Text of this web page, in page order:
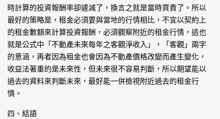
時計算的投資報酬率卻遽減了，換言之就是當時買貴了。所以
最好的策略是，租金必須要與當地的行情相比，不宜以契約上
的租金數額來計算投資報酬，必須觀察附近的租金行情，這也
就是公式中「不動產未來每年之客觀淨收入」，「客觀」兩字
的意涵，再者因為租金也會因為不動產價格改變而產生變化，
收益法著重的是未來性，但未來很不容易判斷，所以期望能以
過去的資料來判斷未來，最好能一併檢視附近過去的租金行
情。
四、結語